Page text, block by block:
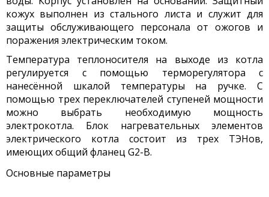
кожух выполнен из стального листа и служит для
защиты обслуживающего персонала от ожогов и
поражения электрическим током.
Температура теплоносителя на выходе из котла
регулируется с помощью терморегулятора с
нанесённой шкалой температуры на ручке. С
помощью трех переключателей ступеней мощности
можно выбрать необходимую мощность
электрокотла. Блок нагревательных элементов
электрического котла состоит из трех ТЭНов,
имеющих общий фланец G2-B.
Основные параметры